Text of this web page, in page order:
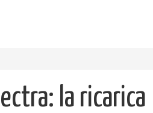
la ricarica